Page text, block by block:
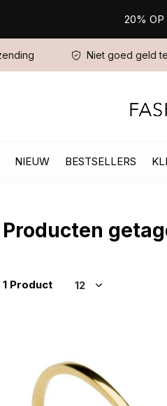
NIEUW BESTSELLERS
Niet goed geld
20% OP
Producten
1 Product